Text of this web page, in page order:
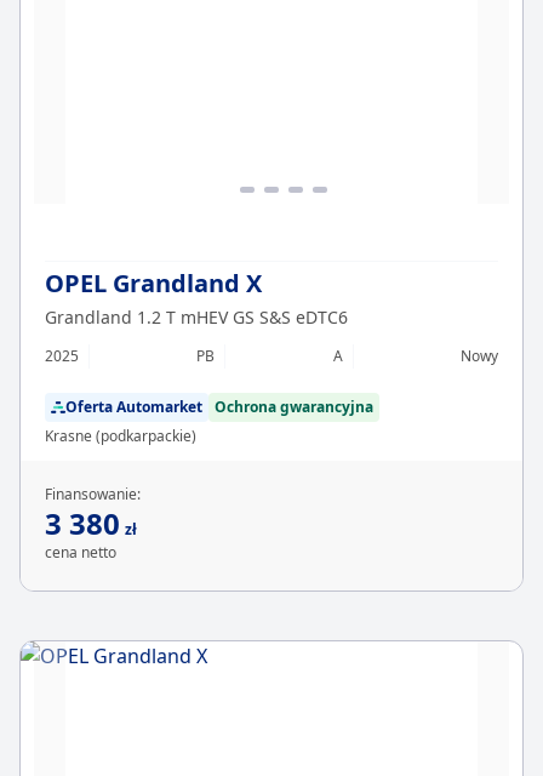
OPEL Grandland X
Grandland 1.2 T mHEV GS S&S eDTC6
2025 PB A Nowy
Oferta Automarket Ochrona gwarancyjna
Krasne (podkarpackie)
Finansowanie:
3 380 zł
cena netto